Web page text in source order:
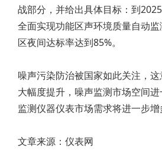
战部分，并给出具体目标：到
全面实现功能区声环境质量自动
区夜间达标率达到85%。
噪声污染防治被国家如此关注，
大幅度提升，噪声监测市场空间
监测仪器仪表市场需求将进一步增
文章来源：仪表网